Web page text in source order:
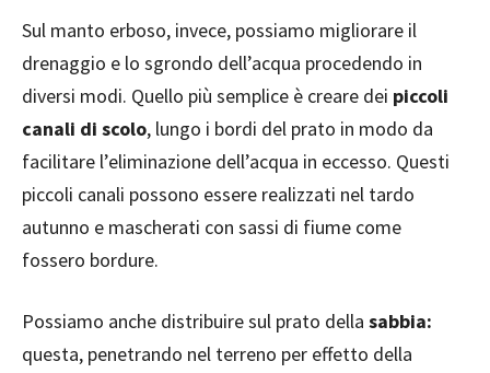
Sul manto erboso, invece, possiamo migliorare il
drenaggio e lo sgrondo dell’acqua procedendo in
diversi modi. Quello più semplice è creare dei piccoli
canali di scolo, lungo i bordi del prato in modo da
facilitare l’eliminazione dell’acqua in eccesso. Questi
piccoli canali possono essere realizzati nel tardo
autunno e mascherati con sassi di fiume come
fossero bordure.
Possiamo anche distribuire sul prato della sabbia:
questa, penetrando nel terreno per effetto della